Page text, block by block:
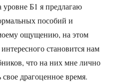
уровне Б1 я предлагаю
пособий и
ощущению, на этом
становится нам
что на них мне лично
драгоценное время.